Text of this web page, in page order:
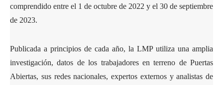
comprendido entre el 1 de octubre de 2022 y el 30 de septiembre
de 2023.
Publicada a principios de cada año, la LMP utiliza una amplia
investigación, datos de los trabajadores en terreno de Puertas
Abiertas, sus redes nacionales, expertos externos y analistas de